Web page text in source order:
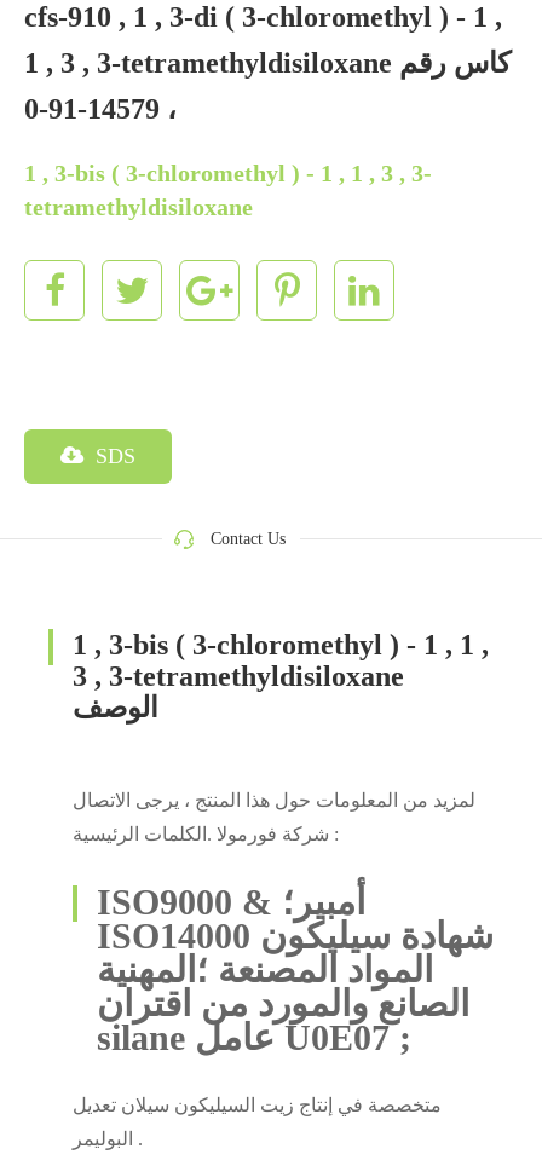
cfs-910 , 1 , 3-di ( 3-chloromethyl ) - 1 ,
1 , 3 , 3-tetramethyldisiloxane كاس رقم
14579-91-0 ،
1 , 3-bis ( 3-chloromethyl ) - 1 , 1 , 3 , 3-
tetramethyldisiloxane
SDS
Contact Us
1 , 3-bis ( 3-chloromethyl ) - 1 , 1 ,
3 , 3-tetramethyldisiloxane
الوصف
لمزيد من المعلومات حول هذا المنتج ، يرجى الاتصال
شركة فورمولا .الكلمات الرئيسية :
ISO9000 & أمبير؛
ISO14000 شهادة سيليكون
المواد المصنعة ؛المهنية
الصانع والمورد من اقتران
silane عامل U0E07 ;
متخصصة في إنتاج زيت السيليكون سيلان تعديل
البوليمر .